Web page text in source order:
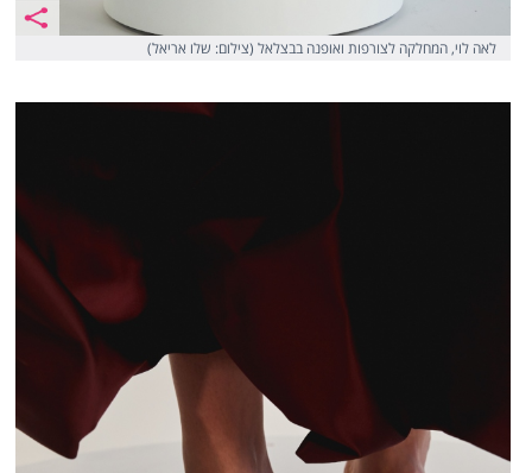
לאה לוי, המחלקה לצורפות ואופנה בבצלאל (צילום: שלו אריאל)